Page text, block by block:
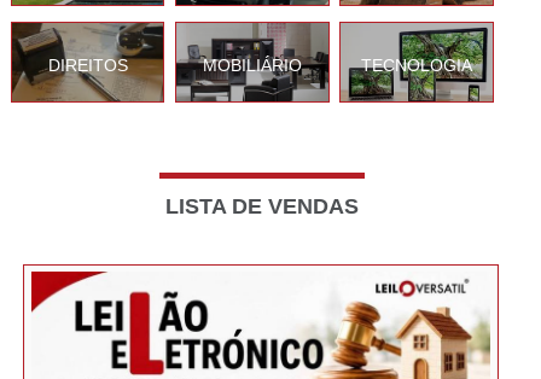
DIREITOS MOBILIÁRIO TECNOLOGIA
LISTA DE VENDAS